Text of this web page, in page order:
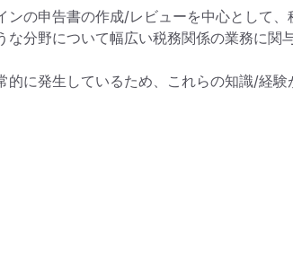
ンの申告書の作成/レビューを中心として、
分野について幅広い税務関係の業務に関
的に発生しているため、これらの知識/経験